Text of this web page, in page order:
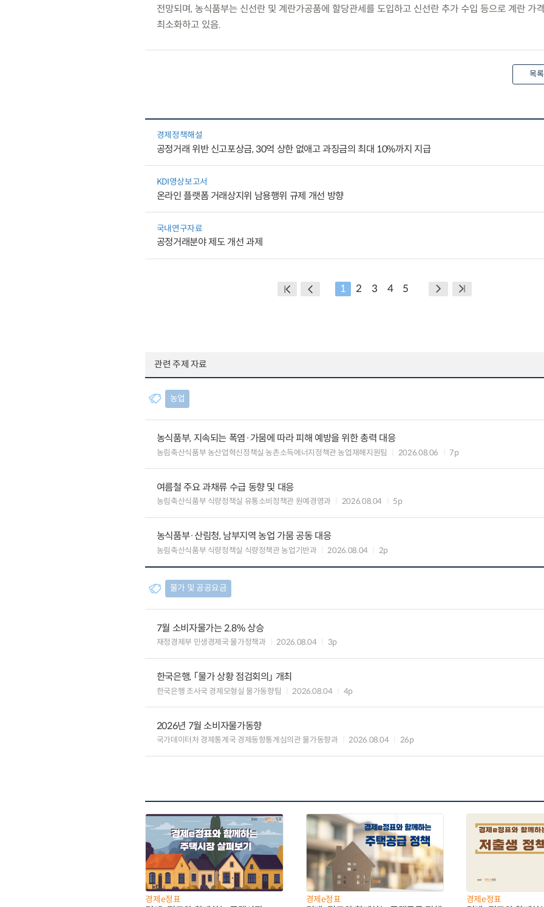
전망되며, 농식품부는 신선란 및 계란가공품에 할당관세를 도입하고 신선란 추가 수입 등으로 계란 가
최소화하고 있음.
목록
경제정책해설
공정거래 위반 신고포상금, 30억 상한 없애고 과징금의 최대 10%까지 지급
KDI영상보고서
온라인 플랫폼 거래상지위 남용행위 규제 개선 방향
국내연구자료
공정거래분야 제도 개선 과제
1 2 3 4 5
관련 주제 자료
농업
농식품부, 지속되는 폭염·가뭄에 따라 피해 예방을 위한 총력 대응
농림축산식품부 농산업혁신정책실 농촌소득에너지정책관 농업재해지원팀 2026.08.06 7p
여름철 주요 과채류 수급 동향 및 대응
농림축산식품부 식량정책실 유통소비정책관 원예경영과 2026.08.04 5p
농식품부·산림청, 남부지역 농업 가뭄 공동 대응
농림축산식품부 식량정책실 식량정책관 농업기반과 2026.08.04 2p
물가 및 공공요금
7월 소비자물가는 2.8% 상승
재정경제부 민생경제국 물가정책과 2026.08.04 3p
한국은행, 「물가 상황 점검회의」 개최
한국은행 조사국 경제모형실 물가동향팀 2026.08.04 4p
2026년 7월 소비자물가동향
국가데이터처 경제통계국 경제동향통계심의관 물가동향과 2026.08.04 26p
경제e정표 경제e정표 경제e정표